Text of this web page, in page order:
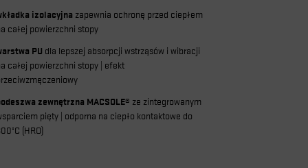
izolacyjna zapewnia ochronę przed ciepłem
całej powierzchni stopy
PU dla lepszej absorpcji wstrząsów i wibracji
całej powierzchni stopy | efekt
zewnętrzna MACSOLE® ze zintegrowanym
pięty | odporna na ciepło kontaktowe do
(HRO)